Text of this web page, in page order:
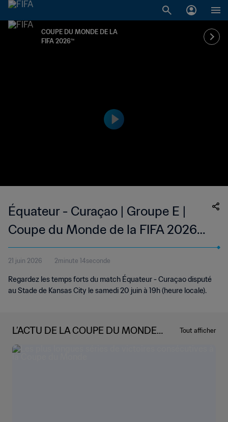
COUPE DU MONDE DE LA
FIFA 2026™
Équateur - Curaçao | Groupe E |
Coupe du Monde de la FIFA 2026™ |
Temps forts
21 juin 2026 2minute 14seconde
Regardez les temps forts du match Équateur - Curaçao disputé
au Stade de Kansas City le samedi 20 juin à 19h (heure locale).
L’ACTU DE LA COUPE DU MONDE
DE LA FIFA 2026™
Tout afficher